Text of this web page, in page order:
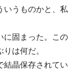
いうものかと、私
固まった。この
は何だ。
晶保存されてい